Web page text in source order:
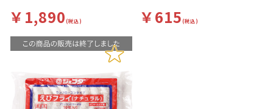
￥1,890(税込)
けます。
￥615(税込)